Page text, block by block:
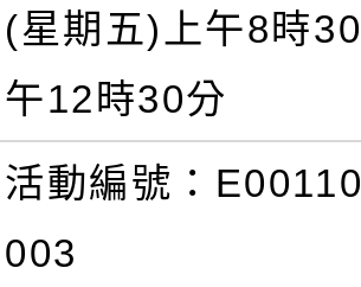
(星期五)上午8時
午12時30分
活動編號：
003